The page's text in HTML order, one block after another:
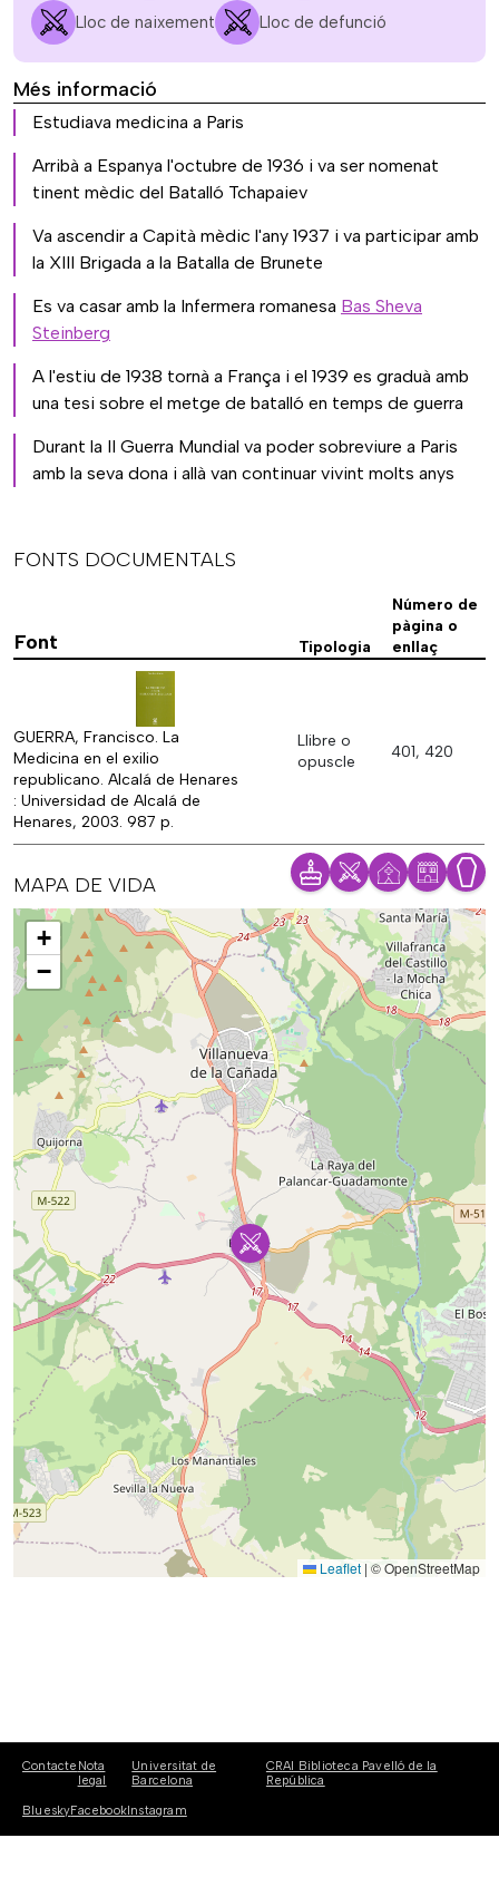
Lloc de naixement Lloc de defunció
Més informació
Estudiava medicina a Paris
Arribà a Espanya l'octubre de 1936 i va ser nomenat
tinent mèdic del Batalló Tchapaiev
Va ascendir a Capità mèdic l'any 1937 i va participar amb
la XIII Brigada a la Batalla de Brunete
Es va casar amb la Infermera romanesa Bas Sheva
Steinberg
A l'estiu de 1938 tornà a França i el 1939 es graduà amb
una tesi sobre el metge de batalló en temps de guerra
Durant la II Guerra Mundial va poder sobreviure a Paris
amb la seva dona i allà van continuar vivint molts anys
FONTS DOCUMENTALS
Font Tipologia
Número de
pàgina o
enllaç
GUERRA, Francisco. La
Medicina en el exilio
republicano. Alcalá de Henares
: Universidad de Alcalá de
Henares, 2003. 987 p.
Llibre o
opuscle
401, 420
MAPA DE VIDA
Mapa
+
−
Leaflet | © OpenStreetMap
Contacte Nota
legal
Universitat de
Barcelona
CRAI Biblioteca Pavelló de la
República
BlueskyFacebookInstagram